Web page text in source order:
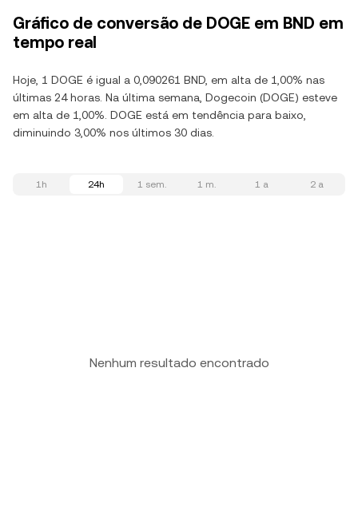
Gráfico de conversão de DOGE em BND em
tempo real
Hoje, 1 DOGE é igual a 0,090261 BND, em alta de 1,00% nas
últimas 24 horas. Na última semana, Dogecoin (DOGE) esteve
em alta de 1,00%. DOGE está em tendência para baixo,
diminuindo 3,00% nos últimos 30 dias.
1h 24h 1 sem. 1 m. 1 a 2 a
Nenhum resultado encontrado